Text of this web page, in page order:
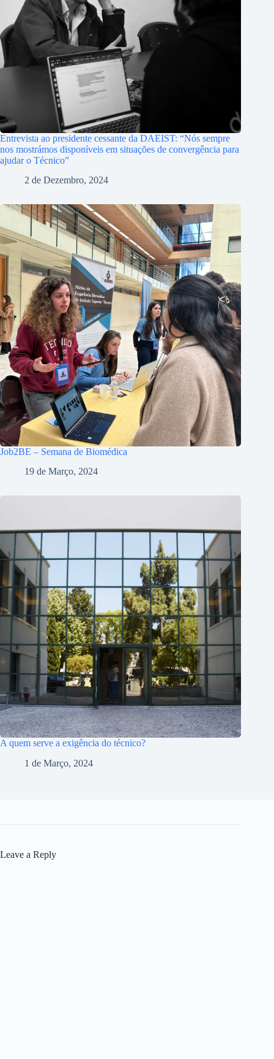
Entrevista ao presidente cessante da DAEIST: “Nós sempre
nos mostrámos disponíveis em situações de convergência para
ajudar o Técnico”
2 de Dezembro, 2024
Job2BE – Semana de Biomédica
19 de Março, 2024
A quem serve a exigência do técnico?
1 de Março, 2024
Leave a Reply